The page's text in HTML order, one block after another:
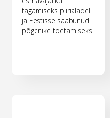
tagamiseks piirialadel
ja Eestisse saabunud
põgenike toetamiseks.